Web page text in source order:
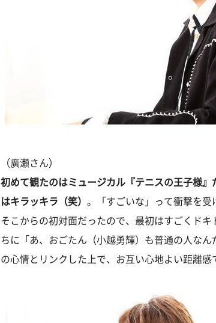
（廣瀬さん）
初めて観たのはミュージカル『テニスの王子様
はキラッキラ（笑） 。「すごいな」って衝撃を受
そこからの初対面だったので、最初はすごくド
ちに「あ、おごたん（小越勇輝）も普通の人な
の心情とリンクした上で、お互い心地よい距離感